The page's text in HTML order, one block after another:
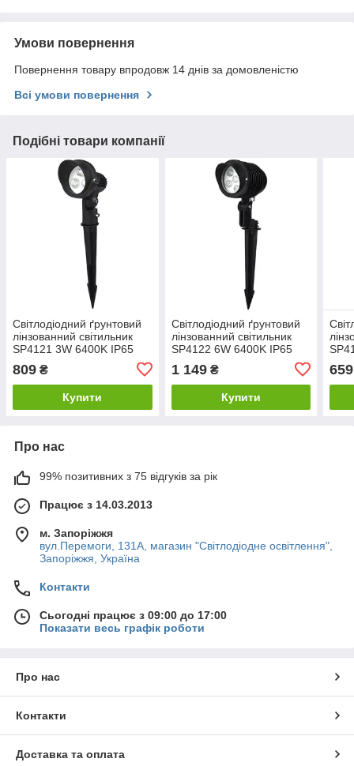
Умови повернення
Повернення товару впродовж 14 днів за домовленістю
Всі умови повернення
Подібні товари компанії
Світлодіодний ґрунтовий
лінзованний світильник
SP4121 3W 6400K IP65
809 ₴
Купити
Світлодіодний ґрунтовий
лінзованний світильник
SP4122 6W 6400K IP65
1 149₴
Купити
659
Про нас
99% позитивних з 75 відгуків за рік
Працює з 14.03.2013
м. Запоріжжя
вул.Перемоги, 131А, магазин "Світлодіодне освітлення",
Запоріжжя, Україна
Контакти
Сьогодні працює з 09:00 до 17:00
Показати весь графік роботи
Про нас
Контакти
Доставка та оплата